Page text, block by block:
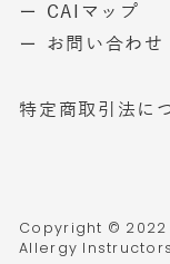
ー CAIマップ
ー お問い合わせ
特定商取引法に
Copyright ©
Allergy